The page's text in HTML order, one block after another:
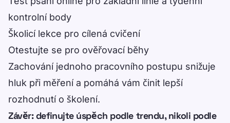
kontrolní body
Školicí lekce pro cílená cvičení
Otestujte se pro ověřovací běhy
Zachování jednoho pracovního postupu snižuje
hluk při měření a pomáhá vám činit lepší
rozhodnutí o školení.
Závěr: definujte úspěch podle trendu, nikoli podle